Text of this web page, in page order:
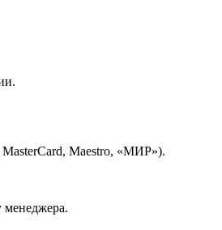
Maestro, «МИР»).
менеджера.